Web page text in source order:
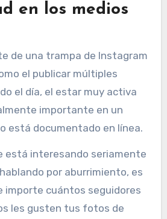
en los medios
de una trampa de Instagram
el publicar múltiples
el día, el estar muy activa
importante en un
está documentado en línea.
está interesando seriamente
por aburrimiento, es
importe cuántos seguidores
les gusten tus fotos de